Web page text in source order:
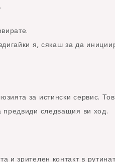
я, сякаш за да
за истински сервис.
предвиди следващия ви ход.
и зрителен контакт в